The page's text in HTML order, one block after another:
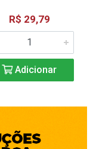
R$ 29,79
Adicionar